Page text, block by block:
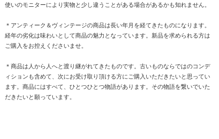
使いのモニターにより実物と少し違うことがある場合があるかも知れません。
＊アンティーク＆ヴィンテージの商品は長い年月を経てきたものになります。
経年の劣化は味わいとして商品の魅力となっています。新品を求められる方は
ご購入をお控えくださいませ。
＊商品は人から人へと渡り継がれてきたものです。古いものならではのコンデ
ィションも含めて、次にお受け取り頂ける方にご購入いただきたいと思ってい
ます。商品にはすべて、ひとつひとつ物語があります。その物語を繋いでいた
だきたいと願っています。